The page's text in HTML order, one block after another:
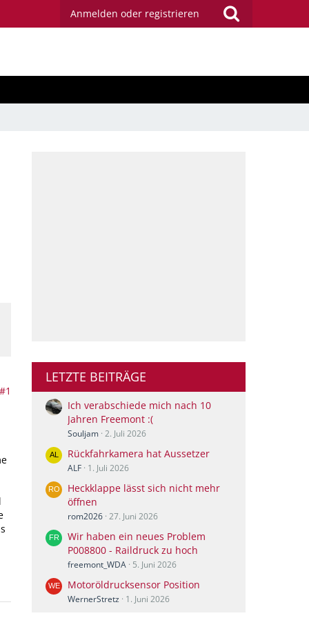
Anmelden oder registrieren
#1
LETZTE BEITRÄGE
Ich verabschiede mich nach 10
Jahren Freemont :(
Souljam 2. Juli 2026
Rückfahrkamera hat Aussetzer
ALF 1. Juli 2026
Heckklappe lässt sich nicht mehr
öffnen
rom2026 27. Juni 2026
Wir haben ein neues Problem
P008800 - Raildruck zu hoch
freemont_WDA 5. Juni 2026
Motoröldrucksensor Position
WernerStretz 1. Juni 2026